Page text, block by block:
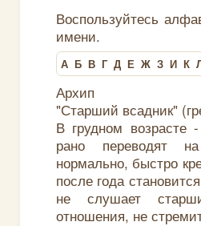
Воспользуйтесь
имени.
А Б В Г Д Е Ж З И К
Архип
"Старший всадник"
В грудном возрасте
рано переводят на
нормально, быстро
после года
не слушает
отношения, не